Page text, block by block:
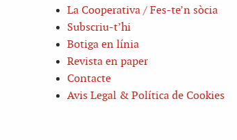
La Cooperativa / Fes-te’n sòcia
Subscriu-t’hi
Botiga en línia
Revista en paper
Contacte
Avis Legal & Política de Cookies